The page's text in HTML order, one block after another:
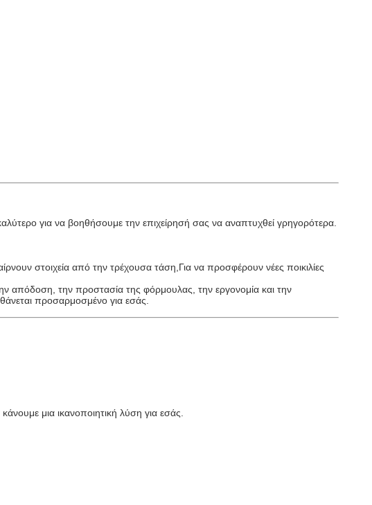
για να βοηθήσουμε την επιχείρησή σας να αναπτυχθεί γρηγορότερα.
στοιχεία από την τρέχουσα τάση,Για να προσφέρουν νέες ποικιλίες
απόδοση, την προστασία της φόρμουλας, την εργονομία και την
προσαρμοσμένο για εσάς.
μια ικανοποιητική λύση για εσάς.